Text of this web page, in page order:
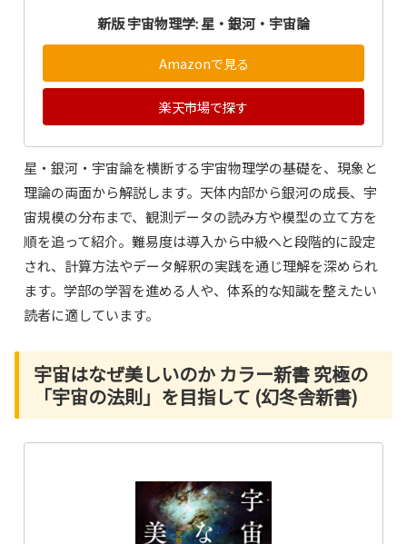
新版 宇宙物理学: 星・銀河・宇宙論
Amazonで見る
楽天市場で探す
星・銀河・宇宙論を横断する宇宙物理学の基礎を、現象と
理論の両面から解説します。天体内部から銀河の成長、宇
宙規模の分布まで、観測データの読み方や模型の立て方を
順を追って紹介。難易度は導入から中級へと段階的に設定
され、計算方法やデータ解釈の実践を通じ理解を深められ
ます。学部の学習を進める人や、体系的な知識を整えたい
読者に適しています。
宇宙はなぜ美しいのか カラー新書 究極の
「宇宙の法則」を目指して (幻冬舎新書)